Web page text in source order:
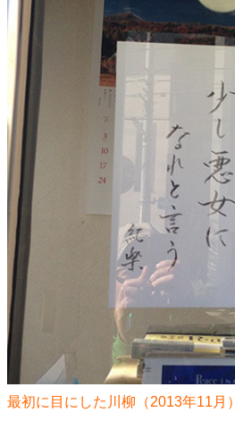
最初に目にした川柳（2013年11月）